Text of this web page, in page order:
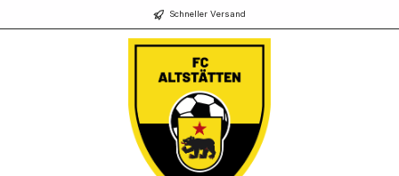
Schneller Versand